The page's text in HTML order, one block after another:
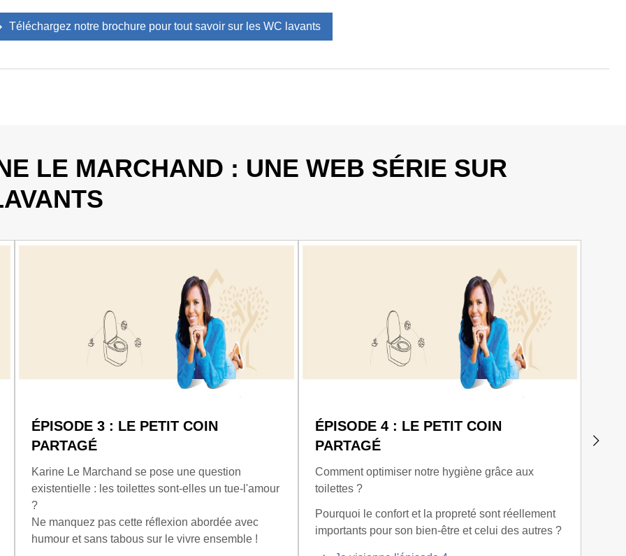
Téléchargez notre brochure pour tout savoir sur les WC lavants
LE MARCHAND : UNE WEB SÉRIE SUR
ÉPISODE 3 : LE PETIT COIN
PARTAGÉ
Karine Le Marchand se pose une question
existentielle : les toilettes sont-elles un tue-l'amour
?
Ne manquez pas cette réflexion abordée avec
humour et sans tabous sur le vivre ensemble !
ÉPISODE 4 : LE PETIT COIN
PARTAGÉ
Comment optimiser notre hygiène grâce aux
toilettes ?
Pourquoi le confort et la propreté sont réellement
importants pour son bien-être et celui des autres ?